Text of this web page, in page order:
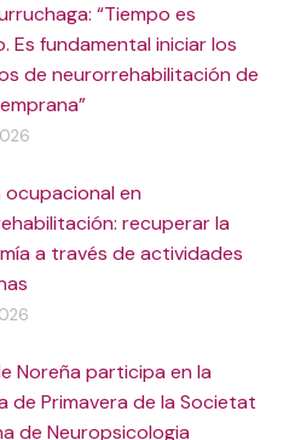
“Tiempo es
Es fundamental iniciar los
de neurorrehabilitación de
ocupacional en
recuperar la
a través de actividades
Noreña participa en la
de Primavera de la Societat
de Neuropsicologia